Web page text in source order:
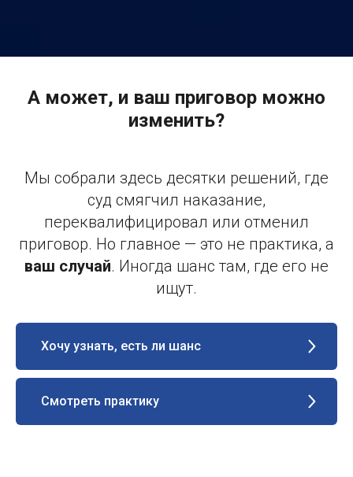
А может, и ваш приговор можно
изменить?
Мы собрали здесь десятки решений, где
суд смягчил наказание,
переквалифицировал или отменил
приговор. Но главное — это не практика, а
ваш случай. Иногда шанс там, где его не
ищут.
Хочу узнать, есть ли шанс
Смотреть практику